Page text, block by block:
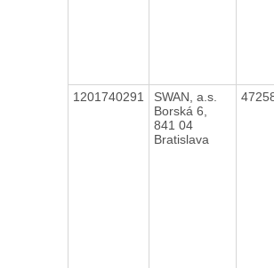
1201740291
SWAN, a.s.
Borská 6,
841 04
Bratislava